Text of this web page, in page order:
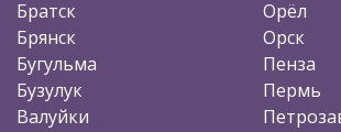
Братск
Брянск
Бугульма
Бузулук
Валуйки
Орёл
Орск
Пенза
Пермь